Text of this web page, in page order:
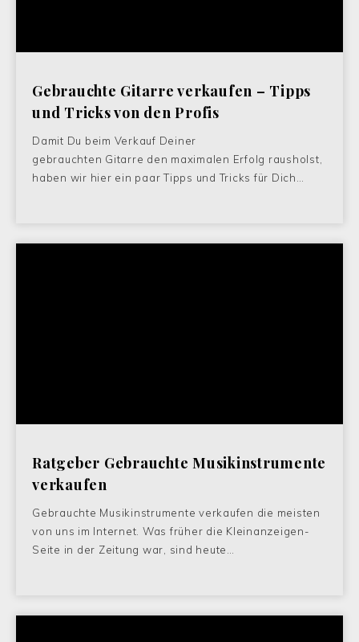
Gebrauchte Gitarre verkaufen – Tipps
und Tricks von den Profis
Damit Du beim Verkauf Deiner
gebrauchten Gitarre den maximalen Erfolg rausholst,
haben wir hier ein paar Tipps und Tricks für Dich…
Ratgeber Gebrauchte Musikinstrumente
verkaufen
Gebrauchte Musikinstrumente verkaufen die meisten
von uns im Internet. Was früher die Kleinanzeigen-
Seite in der Zeitung war, sind heute…